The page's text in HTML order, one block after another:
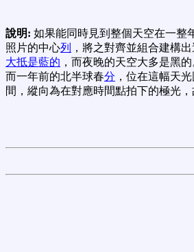
說明: 如果能同時見到整個天空在一整
照片的中心列 ，將之對齊並組合建構
大抵是藍的 ，而夜晚的天空大多是黑
而一年前的北半球春分 ，位在這幅天
間，縱向為在對應時間點拍下的極光